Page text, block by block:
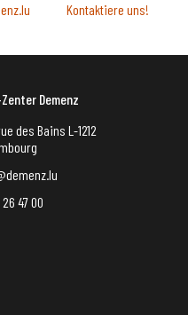
Kontaktiere uns!
Demenz
des Bains L-1212
47 00